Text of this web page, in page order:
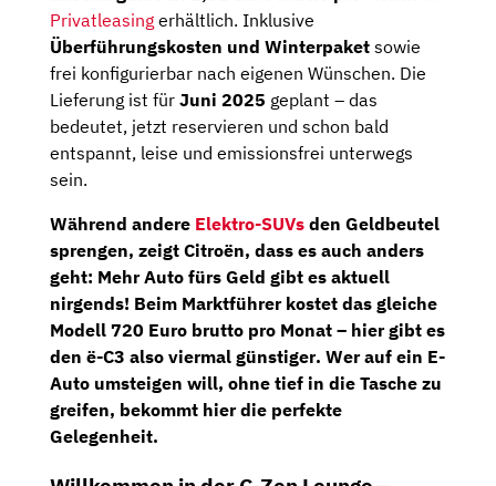
Privatleasing erhältlich. Inklusive
Überführungskosten und Winterpaket sowie
frei konfigurierbar nach eigenen Wünschen. Die
Lieferung ist für Juni 2025 geplant – das
bedeutet, jetzt reservieren und schon bald
entspannt, leise und emissionsfrei unterwegs
sein.
Während andere Elektro-SUVs den Geldbeutel
sprengen, zeigt Citroën, dass es auch anders
geht: Mehr Auto fürs Geld gibt es aktuell
nirgends! Beim Marktführer kostet das gleiche
Modell 720 Euro brutto pro Monat – hier gibt es
den ë-C3 also viermal günstiger. Wer auf ein E-
Auto umsteigen will, ohne tief in die Tasche zu
greifen, bekommt hier die perfekte
Gelegenheit.